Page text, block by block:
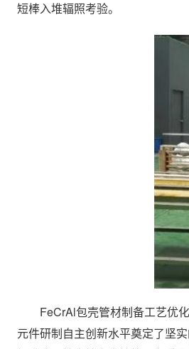
短棒入堆辐照考验。
FeCrAl包壳管材制备工艺优化
元件研制自主创新水平奠定了坚